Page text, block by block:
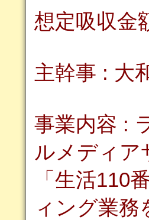
想定吸収金
主幹事 : 大
事業内容 :
ルメディア
「生活110
ィング業